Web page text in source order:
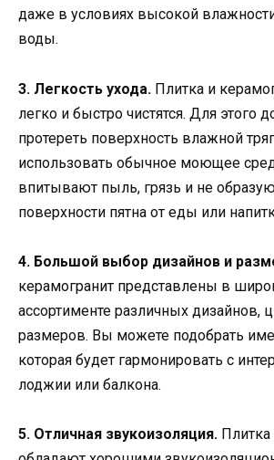
даже в условиях высокой
воды.
3. Легкость ухода. Плитка и
легко и быстро чистятся. Для этого
протереть поверхность влажной
использовать обычное моющее
впитывают пыль, грязь и не
поверхности пятна от еды или
4. Большой выбор дизайнов и
керамогранит представлены в
ассортименте различных дизайнов,
размеров. Вы можете подобрать
которая будет гармонировать с
лоджии или балкона.
5. Отличная звукоизоляция. Плитка